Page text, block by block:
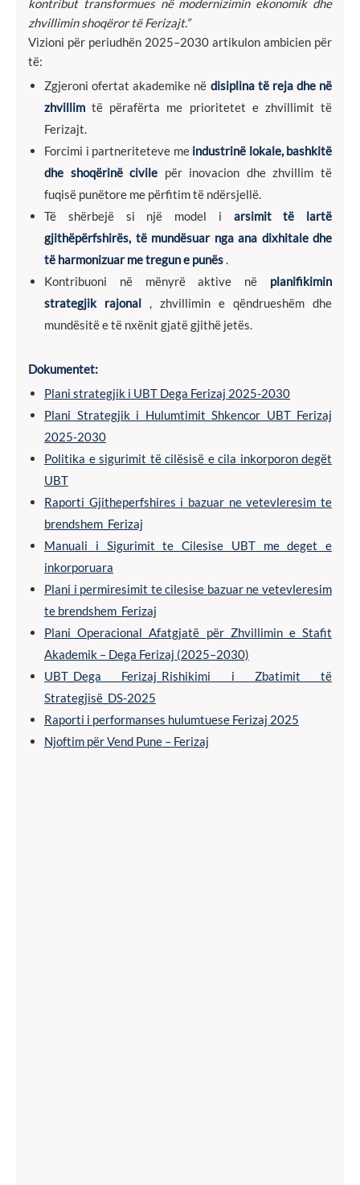
kontribut transformues në modernizimin ekonomik dhe
zhvillimin shoqëror të Ferizajt.”
Vizioni për periudhën 2025–2030 artikulon ambicien për
të:
Zgjeroni ofertat akademike në disiplina të reja dhe në
zhvillimtë përafërta me prioritetet e zhvillimit të
Ferizajt.
Forcimi i partneriteteve me industrinë lokale, bashkitë
dhe shoqërinë civile për inovacion dhe zhvillim të
fuqisë punëtore me përfitim të ndërsjellë.
Të shërbejë si një model i arsimit të lartë
gjithëpërfshirës, të mundësuar nga ana dixhitale dhe
të harmonizuar me tregun e punës.
Kontribuoni në mënyrë aktive në planifikimin
strategjik rajonal , zhvillimin e qëndrueshëm dhe
mundësitë e të nxënit gjatë gjithë jetës.
Dokumentet:
Plani strategjik i UBT Dega Ferizaj 2025-2030
Plani Strategjik i Hulumtimit Shkencor UBT Ferizaj
2025-2030
Politika e sigurimit të cilësisë e cila inkorporon degët
UBT
Raporti Gjitheperfshires i bazuar ne vetevleresim te
brendshem_Ferizaj
Manuali i Sigurimit te Cilesise UBT me deget e
inkorporuara
Plani i permiresimit te cilesise bazuar ne vetevleresim
te brendshem_Ferizaj
Plani Operacional Afatgjatë për Zhvillimin e Stafit
Akademik – Dega Ferizaj (2025–2030)
UBT_Dega Ferizaj_Rishikimi i Zbatimit të
Strategjisë_DS-2025
Raporti i performanses hulumtuese Ferizaj 2025
Njoftim për Vend Pune – Ferizaj